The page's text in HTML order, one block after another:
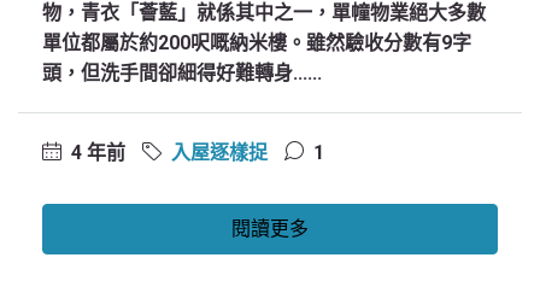
物，青衣「薈藍」就係其中之一，單幢物業絕大多數
單位都屬於約200呎嘅納米樓。雖然驗收分數有9字
頭，但洗手間卻細得好難轉身......
4 年前 入屋逐樣捉 1
閱讀更多